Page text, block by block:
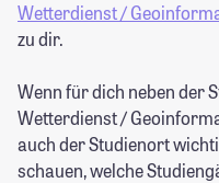
Wetterdienst /
zu dir.
Wenn für dich neben der
Wetterdienst /
auch der Studienort
schauen, welche